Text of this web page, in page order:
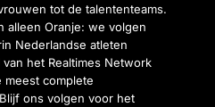
tot de talententeams.
alleen Oranje: we volgen
Nederlandse atleten
het Realtimes Network
complete
ons volgen voor het